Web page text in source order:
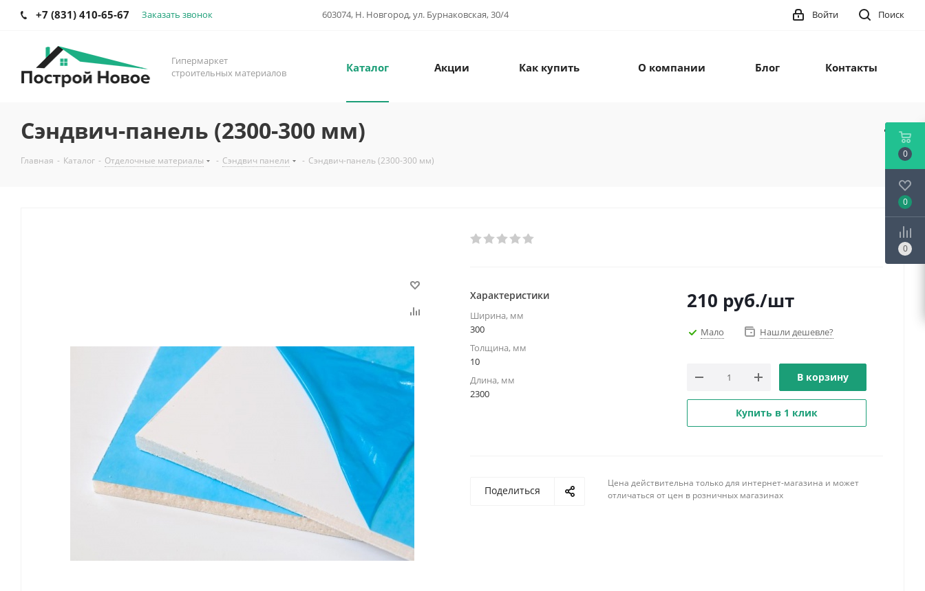
+7 (831) 410-65-67 Заказать звонок 603074, Н. Новгород, ул. Бурнаковская, 30/4 Поиск
Войти
Гипермаркет
строительных материалов
Каталог Акции Как купить О компании Блог Контакты
Сэндвич-панель (2300-300 мм)
Главная - Каталог - Отделочные материалы - Сэндвич панели - Сэндвич-панель (2300-300 мм)
Характеристики
Ширина, мм
300
Толщина, мм
10
Длина, мм
2300
210 руб./шт
Мало Нашли дешевле?
В корзину
Купить в 1 клик
Поделиться
Цена действительна только для интернет-магазина и может
отличаться от цен в розничных магазинах
0
0
0